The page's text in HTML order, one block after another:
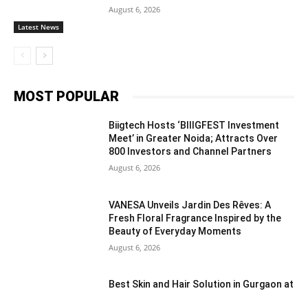
Latest News
August 6, 2026
MOST POPULAR
Biigtech Hosts ‘BIIIGFEST Investment
Meet’ in Greater Noida; Attracts Over
800 Investors and Channel Partners
August 6, 2026
VANESA Unveils Jardin Des Rêves: A
Fresh Floral Fragrance Inspired by the
Beauty of Everyday Moments
August 6, 2026
Best Skin and Hair Solution in Gurgaon at